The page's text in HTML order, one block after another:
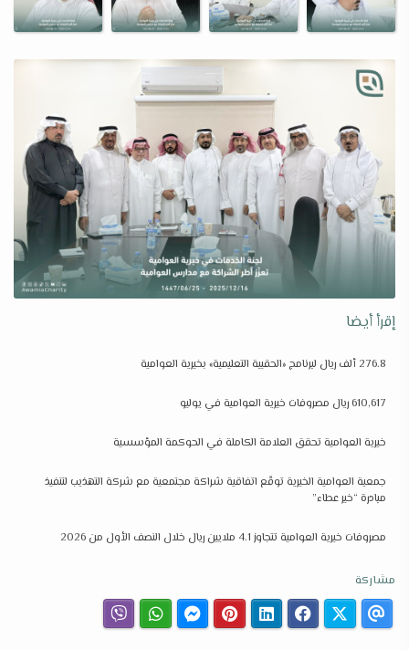
إقرأ أيضا
276.8 ألف ريال لبرنامج «الحقيبة التعليمية» بخيرية العوامية
610,617 ريال مصروفات خيرية العوامية في يوليو
خيرية العوامية تحقق العلامة الكاملة في الحوكمة المؤسسية
جمعية العوامية الخيرية توقّع اتفاقية شراكة مجتمعية مع شركة التهذيب لتنفيذ
مبادرة “خير عطاء”
مصروفات خيرية العوامية تتجاوز 4.1 ملايين ريال خلال النصف الأول من 2026
مشاركة